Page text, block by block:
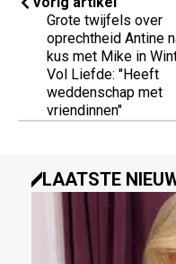
Grote twijfels over
oprechtheid Antine
kus met Mike in
Vol Liefde: "Heeft
weddenschap met
vriendinnen"
LAATSTE